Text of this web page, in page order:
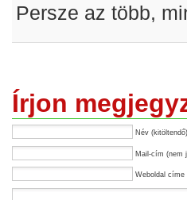
Persze az több,
Írjon
Név (kitöltendő)
Mail-cím (nem
Weboldal címe